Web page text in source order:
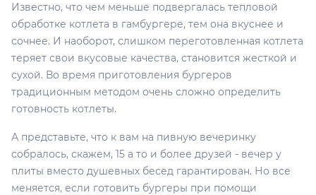
Известно, что чем меньше подвергалась тепловой
обработке котлета в гамбургере, тем она вкуснее и
сочнее. И наоборот, слишком переготовленная котлета
теряет свои вкусовые качества, становится жесткой и
сухой. Во время приготовления бургеров
традиционным методом очень сложно определить
готовность котлеты.
А представьте, что к вам на пивную вечеринку
собралось, скажем, 15 а то и более друзей - вечер у
плиты вместо душевных бесед гарантирован. Но все
меняется, если готовить бургеры при помощи